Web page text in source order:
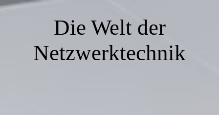
Die Welt der
Netzwerktechnik